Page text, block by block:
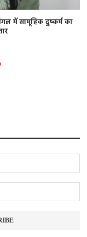
में सामूहिक दुष्कर्म का